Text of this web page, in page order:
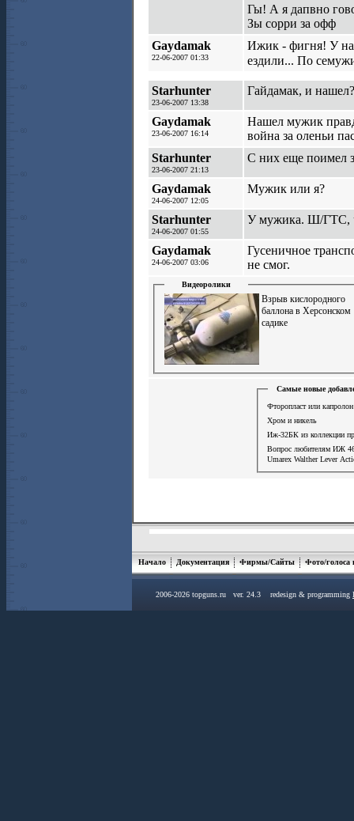
Гы! А я дапвно
Зы сорри за офф
Gaydamak
22-06-2007 01:33
Ижик - фигня! У
ездили... По
Starhunter
23-06-2007 13:38
Гайдамак, и нашел?
Gaydamak
23-06-2007 16:14
Нашел мужик
война за оленьи
Starhunter
23-06-2007 21:13
С них еще поимел
Gaydamak
24-06-2007 12:05
Мужик или я?
Starhunter
24-06-2007 01:55
У мужика. Ш/ГТС,
Gaydamak
24-06-2007 03:06
Гусеничное
не смог.
Видеоролики
Взрыв кислородного
баллона в Херсонском
садике
Самые новые
Фторопласт или
Хром и никель
Иж-32БК из коллекции
Вопрос любителям ИЖ
Umarex Walther Lever
Начало Документация Фирмы/Сайты Фото/голоса
2006-2026 topguns.ru ver. 24.3 redesign & programming